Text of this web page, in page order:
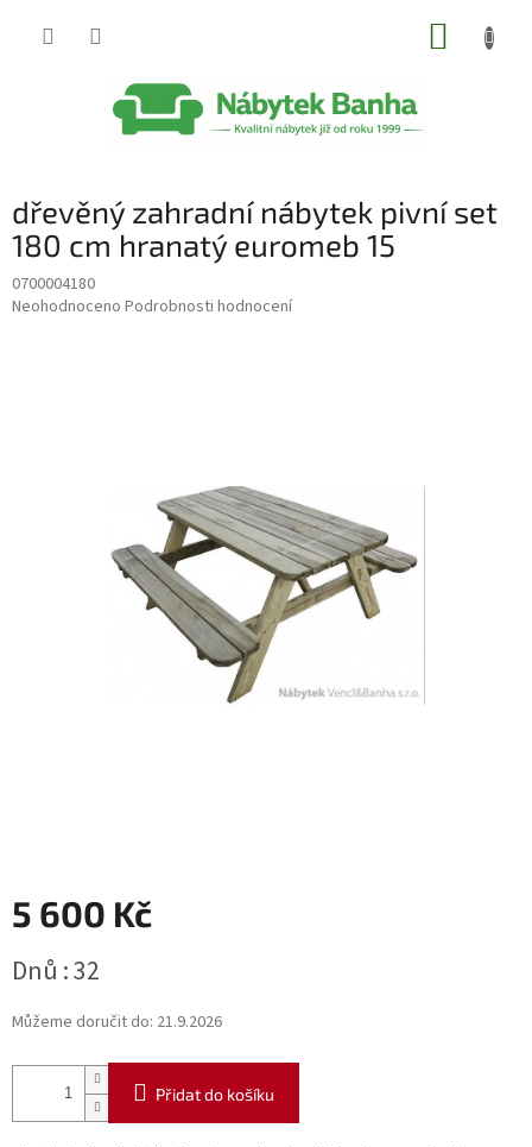
dřevěný zahradní nábytek pivní set
180 cm hranatý euromeb 15
0700004180
Průměrné
Neohodnoceno Podrobnosti hodnocení
5 600 Kč
cena:
Dnů : 32
Můžeme doručit do: 21.9.2026
Přidat do košíku